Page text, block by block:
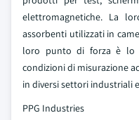
elettromagnetiche. La
assorbenti utilizzati in
loro punto di forza è lo
condizioni di misurazione
in diversi settori industriali
PPG Industries